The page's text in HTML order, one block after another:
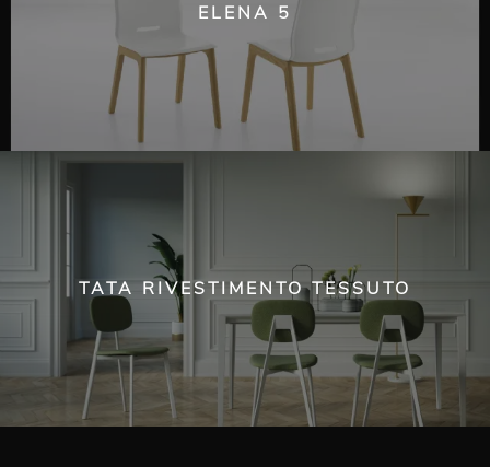
ELENA 5
TATA RIVESTIMENTO TESSUTO